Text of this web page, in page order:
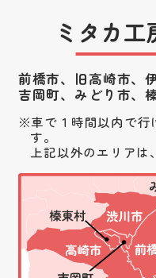
ミタカ
前橋市、旧高崎市、
吉岡町、みどり市、
車で１時間以内で行
す。
上記以外のエリアは